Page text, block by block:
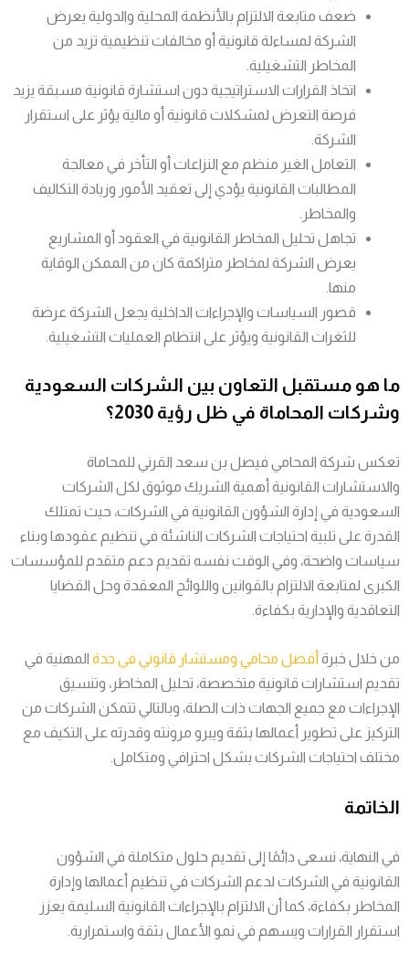
ضعف متابعة الالتزام بالأنظمة المحلية والدولية يعرض
الشركة لمساءلة قانونية أو مخالفات تنظيمية تزيد من
المخاطر التشغيلية.
اتخاذ القرارات الاستراتيجية دون استشارة قانونية مسبقة يزيد
فرصة التعرض لمشكلات قانونية أو مالية يؤثر على استقرار
الشركة.
التعامل الغير منظم مع النزاعات أو التأخر في معالجة
المطالبات القانونية يؤدي إلى تعقيد الأمور وزيادة التكاليف
والمخاطر.
تجاهل تحليل المخاطر القانونية في العقود أو المشاريع
يعرض الشركة لمخاطر متراكمة كان من الممكن الوقاية
منها.
قصور السياسات والإجراءات الداخلية يجعل الشركة عرضة
للثغرات القانونية ويؤثر على انتظام العمليات التشغيلية.
ما هو مستقبل التعاون بين الشركات السعودية
وشركات المحاماة في ظل رؤية 2030؟
تعكس شركة المحامي فيصل بن سعد القرني للمحاماة
والاستشارات القانونية أهمية الشريك موثوق لكل الشركات
السعودية في إدارة الشؤون القانونية في الشركات، حيث تمتلك
القدرة على تلبية احتياجات الشركات الناشئة في تنظيم عقودها وبناء
سياسات واضحة، وفي الوقت نفسه تقديم دعم متقدم للمؤسسات
الكبرى لمتابعة الالتزام بالقوانين واللوائح المعقدة وحل القضايا
التعاقدية والإدارية بكفاءة.
من خلال خبرة أفضل محامي ومستشار قانوني في جدة المهنية في
تقديم استشارات قانونية متخصصة، تحليل المخاطر، وتنسيق
الإجراءات مع جميع الجهات ذات الصلة، وبالتالي تتمكن الشركات من
التركيز على تطوير أعمالها بثقة ويبرو مرونته وقدرته على التكيف مع
مختلف احتياجات الشركات بشكل احترافي ومتكامل.
الخاتمة
في النهاية، نسعى دائمًا إلى تقديم حلول متكاملة في الشؤون
القانونية في الشركات لدعم الشركات في تنظيم أعمالها وإدارة
المخاطر بكفاءة، كما أن الالتزام بالإجراءات القانونية السليمة يعزز
استقرار القرارات ويسهم في نمو الأعمال بثقة واستمرارية.